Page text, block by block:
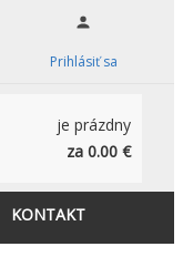
Prihlásiť sa
je prázdny
za 0.00 €
KONTAKT